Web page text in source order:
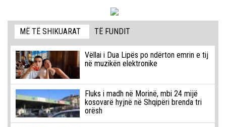
MË TË SHIKUARAT TË FUNDIT
Vëllai i Dua Lipës po ndërton emrin e tij
në muzikën elektronike
Fluks i madh në Morinë, mbi 24 mijë
kosovarë hyjnë në Shqipëri brenda tri
orësh